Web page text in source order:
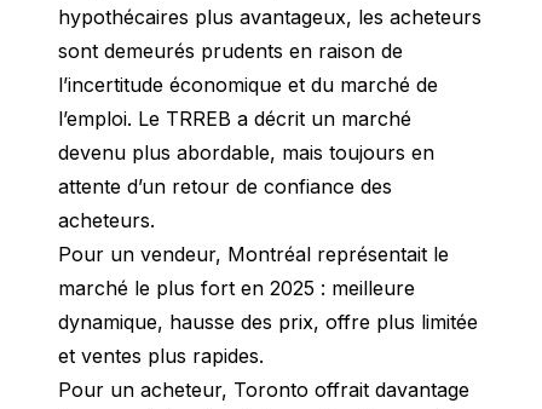
hypothécaires plus avantageux, les acheteurs
sont demeurés prudents en raison de
l’incertitude économique et du marché de
l’emploi. Le TRREB a décrit un marché
devenu plus abordable, mais toujours en
attente d’un retour de confiance des
acheteurs.
Pour un vendeur, Montréal représentait le
marché le plus fort en 2025 : meilleure
dynamique, hausse des prix, offre plus limitée
et ventes plus rapides.
Pour un acheteur, Toronto offrait davantage